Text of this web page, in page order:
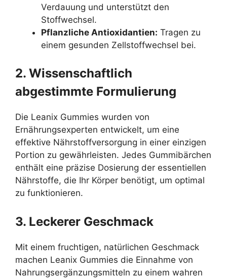
Verdauung und unterstützt den
Stoffwechsel.
Pflanzliche Antioxidantien: Tragen zu
einem gesunden Zellstoffwechsel bei.
2. Wissenschaftlich
abgestimmte Formulierung
Die Leanix Gummies wurden von
Ernährungsexperten entwickelt, um eine
effektive Nährstoffversorgung in einer einzigen
Portion zu gewährleisten. Jedes Gummibärchen
enthält eine präzise Dosierung der essentiellen
Nährstoffe, die Ihr Körper benötigt, um optimal
zu funktionieren.
3. Leckerer Geschmack
Mit einem fruchtigen, natürlichen Geschmack
machen Leanix Gummies die Einnahme von
Nahrungsergänzungsmitteln zu einem wahren